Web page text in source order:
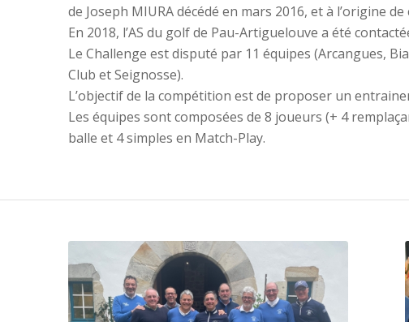
de Joseph MIURA décédé en mars 2016, et à l’origine de
En 2018, l’AS du golf de Pau-Artiguelouve a été
Le Challenge est disputé par 11 équipes (Arcangues,
Club et Seignosse).
L’objectif de la compétition est de proposer un
Les équipes sont composées de 8 joueurs (+ 4
balle et 4 simples en Match-Play.